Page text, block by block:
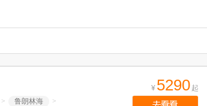
> 鲁朗林海
>
¥ 5290 起